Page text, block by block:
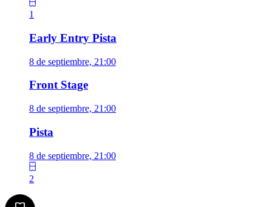
1
Early Entry Pista
8 de septiembre, 21:00
Front Stage
8 de septiembre, 21:00
Pista
8 de septiembre, 21:00
2